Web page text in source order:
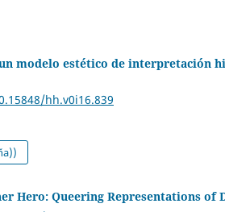
modelo estético de interpretación
hh.v0i16.839
Hero: Queering Representations